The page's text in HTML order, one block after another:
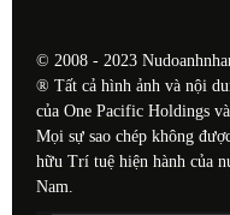
© 2008 - 2023
® Tất cả hình ảnh và nội
của One Pacific Holdings
Mọi sự sao chép không
hữu Trí tuệ hiện hành của
Nam.